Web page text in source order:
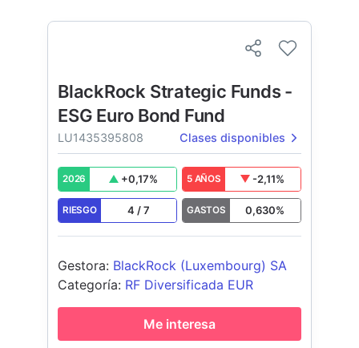
BlackRock Strategic Funds -
ESG Euro Bond Fund
LU1435395808 Clases disponibles
2026 +0,17% 5 AÑOS -2,11%
RIESGO 4 /7 GASTOS 0,630%
Gestora: BlackRock (Luxembourg) SA
Categoría: RF Diversificada EUR
Me interesa